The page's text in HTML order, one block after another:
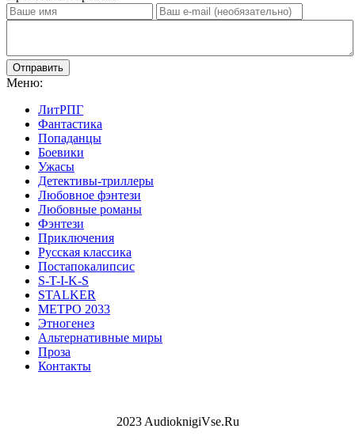
Отправить
Меню:
ЛитРПГ
Фантастика
Попаданцы
Боевики
Ужасы
Детективы-триллеры
Любовное фэнтези
Любовные романы
Фэнтези
Приключения
Русская классика
Постапокалипсис
S-T-I-K-S
STALKER
МЕТРО 2033
Этногенез
Альтернативные миры
Проза
Контакты
2023 AudioknigiVse.Ru